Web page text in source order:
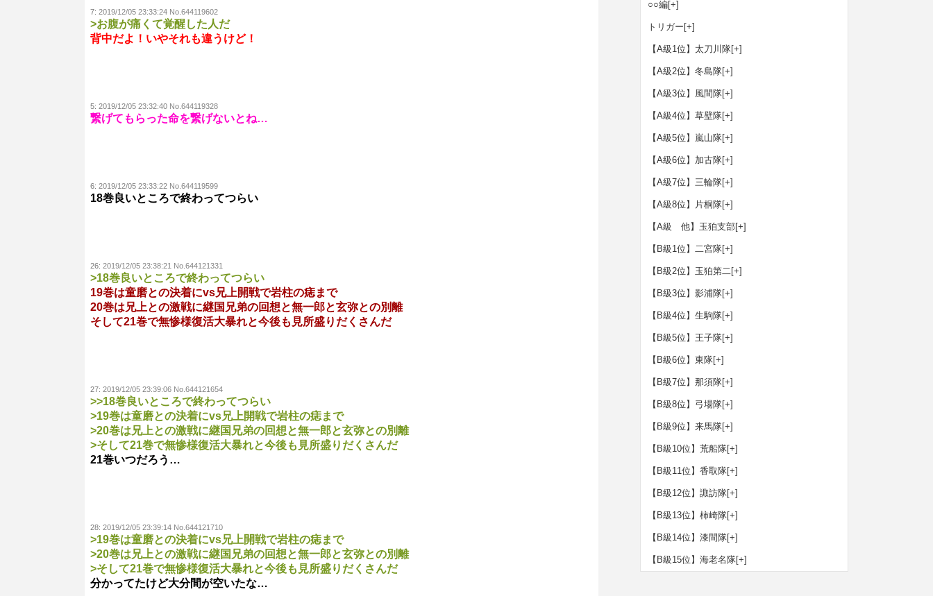
7: 2019/12/05 23:33:24 No.644119602
>お腹が痛くて覚醒した人だ
背中だよ！いやそれも違うけど！
5: 2019/12/05 23:32:40 No.644119328
繋げてもらった命を繋げないとね…
6: 2019/12/05 23:33:22 No.644119599
18巻良いところで終わってつらい
26: 2019/12/05 23:38:21 No.644121331
>18巻良いところで終わってつらい
19巻は童磨との決着にvs兄上開戦で岩柱の痣まで
20巻は兄上との激戦に継国兄弟の回想と無一郎と玄弥との別離
そして21巻で無惨様復活大暴れと今後も見所盛りだくさんだ
27: 2019/12/05 23:39:06 No.644121654
>>18巻良いところで終わってつらい
>19巻は童磨との決着にvs兄上開戦で岩柱の痣まで
>20巻は兄上との激戦に継国兄弟の回想と無一郎と玄弥との別離
>そして21巻で無惨様復活大暴れと今後も見所盛りだくさんだ
21巻いつだろう…
28: 2019/12/05 23:39:14 No.644121710
>19巻は童磨との決着にvs兄上開戦で岩柱の痣まで
>20巻は兄上との激戦に継国兄弟の回想と無一郎と玄弥との別離
>そして21巻で無惨様復活大暴れと今後も見所盛りだくさんだ
分かってたけど大分間が空いたな…
○○編[+]
トリガー [+]
【A級1位】太刀川隊[+]
【A級2位】冬島隊[+]
【A級3位】風間隊[+]
【A級4位】草壁隊[+]
【A級5位】嵐山隊[+]
【A級6位】加古隊[+]
【A級7位】三輪隊[+]
【A級8位】片桐隊[+]
【A級 他】玉狛支部[+]
【B級1位】二宮隊[+]
【B級2位】玉狛第二[+]
【B級3位】影浦隊[+]
【B級4位】生駒隊[+]
【B級5位】王子隊[+]
【B級6位】東隊[+]
【B級7位】那須隊[+]
【B級8位】弓場隊[+]
【B級9位】来馬隊[+]
【B級10位】荒船隊[+]
【B級11位】香取隊[+]
【B級12位】諏訪隊[+]
【B級13位】柿崎隊[+]
【B級14位】漆間隊[+]
【B級15位】海老名隊[+]